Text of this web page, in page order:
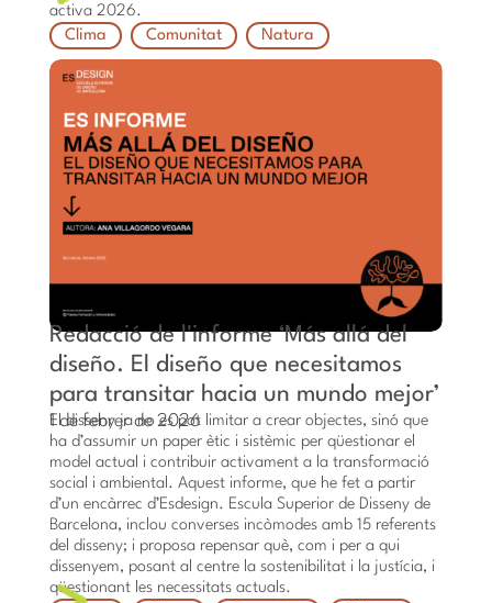
activa 2026.
Clima
Comunitat Natura
Redacció de l'informe ‘Más allá del
diseño. El diseño que necesitamos
para transitar hacia un mundo mejor’
1 de febrer de 2026
El disseny ja no es pot limitar a crear objectes, sinó que
ha d’assumir un paper ètic i sistèmic per qüestionar el
model actual i contribuir activament a la transformació
social i ambiental. Aquest informe, que he fet a partir
d’un encàrrec d’Esdesign. Escula Superior de Disseny de
Barcelona, ​​inclou converses incòmodes amb 15 referents
del disseny; i proposa repensar què, com i per a qui
dissenyem, posant al centre la sostenibilitat i la justícia, i
qüestionant les necessitats actuals.